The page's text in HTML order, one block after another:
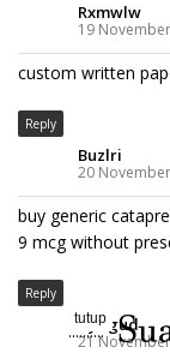
Rxmwlw
19
custom written
Reply
Buzlri
20
buy generic
9 mcg without
Reply
Dydgud
21
tutup
..........